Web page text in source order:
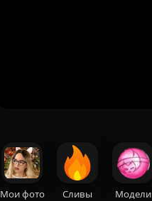
Мои фото Сливы Модели